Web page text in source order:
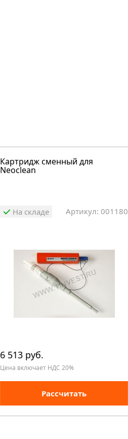
Картридж сменный для
Neoclean
На складе Артикул: 001180
6 513 руб.
Цена включает НДС 20%
Рассчитать